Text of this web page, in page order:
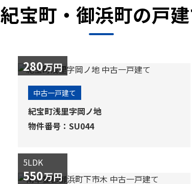
紀宝町・御浜町の戸
280万円
中古一戸建て
紀宝町浅里字岡ノ地
物件番号：SU044
5LDK
550万円